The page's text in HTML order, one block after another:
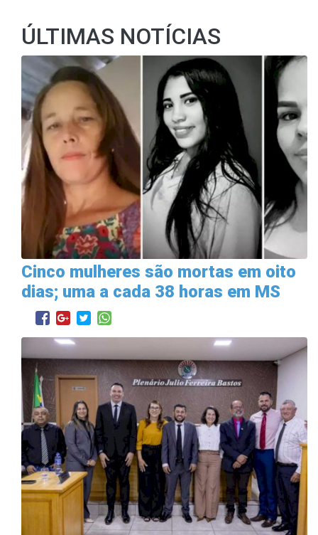
ÚLTIMAS NOTÍCIAS
Cinco mulheres são mortas em oito
dias; uma a cada 38 horas em MS